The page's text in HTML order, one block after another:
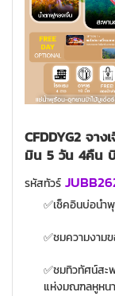
CFDDYG2 จา
มิน 5 วัน 4คืน
รหัสทัวร์
✅เช็คอินบ่อนำ
✅ชมความงาม
✅ชมทิวทัศน์สะ
แห่งมณฑลหูหน